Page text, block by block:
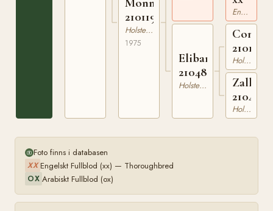
210119875
Holsteiner
1975
Elibar
210480603
Holsteiner
Engelskt Fullblod
Holsteiner
Zally
Holsteiner
Foto finns i databasen
XX Engelskt Fullblod (xx) — Thoroughbred
OX Arabiskt Fullblod (ox)